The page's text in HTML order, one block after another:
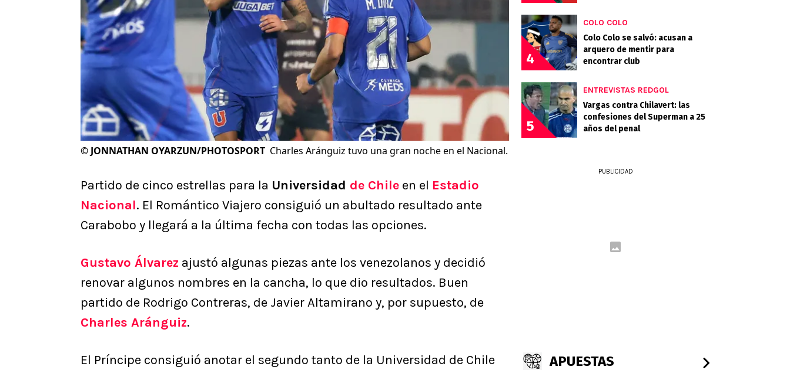
© JONNATHAN OYARZUN/PHOTOSPORT Charles Aránguiz tuvo una gran noche en el Nacional.
Partido de cinco estrellas para la Universidad de Chile en el Estadio
Nacional. El Romántico Viajero consiguió un abultado resultado ante
Carabobo y llegará a la última fecha con todas las opciones.
Gustavo Álvarez ajustó algunas piezas ante los venezolanos y decidió
renovar algunos nombres en la cancha, lo que dio resultados. Buen
partido de Rodrigo Contreras, de Javier Altamirano y, por supuesto, de
Charles Aránguiz.
El Príncipe consiguió anotar el segundo tanto de la Universidad de Chile
4
COLO COLO
Colo Colo se salvó: acusan a
arquero de mentir para
encontrar club
5
ENTREVISTAS REDGOL
Vargas contra Chilavert: las
confesiones del Superman a 25
años del penal
PUBLICIDAD
APUESTAS